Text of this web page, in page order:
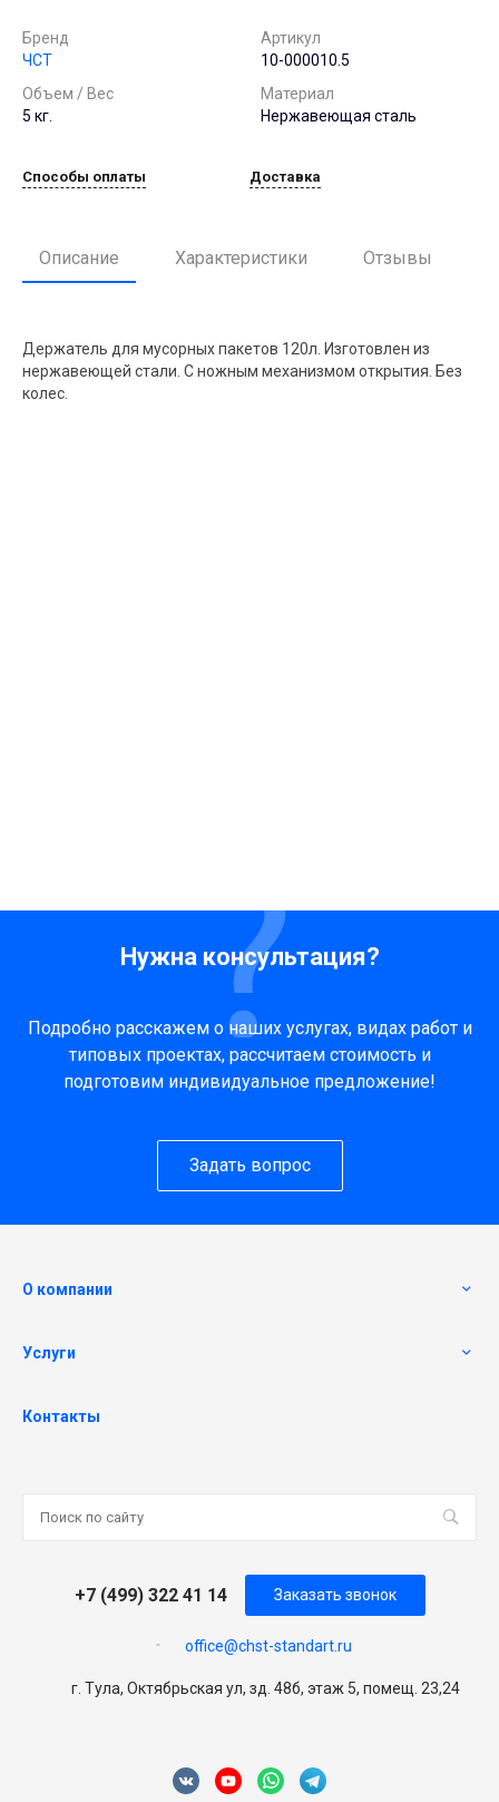
Бренд
ЧСТ
Артикул
10-000010.5
Объем / Вес
5 кг.
Материал
Нержавеющая сталь
Способы оплаты Доставка
Описание Характеристики Отзывы
Держатель для мусорных пакетов 120л. Изготовлен из
нержавеющей стали. С ножным механизмом открытия. Без
колес.
Нужна консультация?
Подробно расскажем о наших услугах, видах работ и
типовых проектах, рассчитаем стоимость и
подготовим индивидуальное предложение!
Задать вопрос
О компании
Услуги
Контакты
+7 (499) 322 41 14
office@chst-standart.ru
Заказать звонок
г. Тула, Октябрьская ул, зд. 48б, этаж 5, помещ. 23,24